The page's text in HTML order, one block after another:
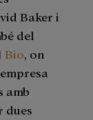
Baker i
del
Bio , on
amb
dues